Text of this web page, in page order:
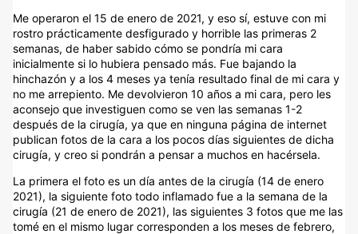
Me operaron el 15 de enero de 2021, y eso sí, estuve con mi
rostro prácticamente desfigurado y horrible las primeras 2
semanas, de haber sabido cómo se pondría mi cara
inicialmente si lo hubiera pensado más. Fue bajando la
hinchazón y a los 4 meses ya tenía resultado final de mi cara y
no me arrepiento. Me devolvieron 10 años a mi cara, pero les
aconsejo que investiguen como se ven las semanas 1-2
después de la cirugía, ya que en ninguna página de internet
publican fotos de la cara a los pocos días siguientes de dicha
cirugía, y creo si pondrán a pensar a muchos en hacérsela.
La primera el foto es un día antes de la cirugía (14 de enero
2021), la siguiente foto todo inflamado fue a la semana de la
cirugía (21 de enero de 2021), las siguientes 3 fotos que me las
tomé en el mismo lugar corresponden a los meses de febrero,